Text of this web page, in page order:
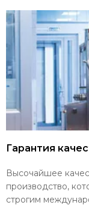
Гарантия
Высочайшее
производство,
строгим